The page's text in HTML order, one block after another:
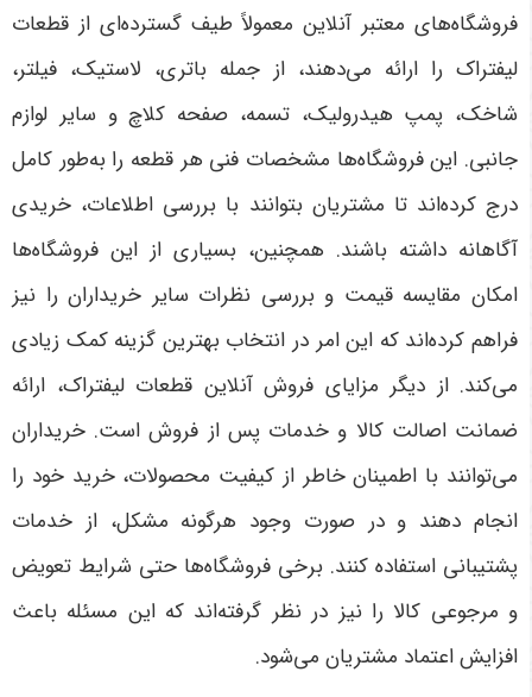
فروشگاه‌های معتبر آنلاین معمولاً طیف گسترده‌ای از قطعات
لیفتراک را ارائه می‌دهند، از جمله باتری، لاستیک، فیلتر،
شاخک، پمپ هیدرولیک، تسمه، صفحه کلاچ و سایر لوازم
جانبی. این فروشگاه‌ها مشخصات فنی هر قطعه را به‌طور کامل
درج کرده‌اند تا مشتریان بتوانند با بررسی اطلاعات، خریدی
آگاهانه داشته باشند. همچنین، بسیاری از این فروشگاه‌ها
امکان مقایسه قیمت و بررسی نظرات سایر خریداران را نیز
فراهم کرده‌اند که این امر در انتخاب بهترین گزینه کمک زیادی
می‌کند. از دیگر مزایای فروش آنلاین قطعات لیفتراک، ارائه
ضمانت اصالت کالا و خدمات پس از فروش است. خریداران
می‌توانند با اطمینان خاطر از کیفیت محصولات، خرید خود را
انجام دهند و در صورت وجود هرگونه مشکل، از خدمات
پشتیبانی استفاده کنند. برخی فروشگاه‌ها حتی شرایط تعویض
و مرجوعی کالا را نیز در نظر گرفته‌اند که این مسئله باعث
افزایش اعتماد مشتریان می‌شود.